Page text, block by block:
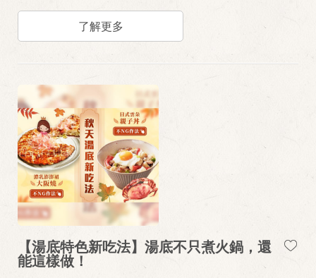
了解更多
【湯底特色新吃法】湯底不只煮火鍋，還
能這樣做！